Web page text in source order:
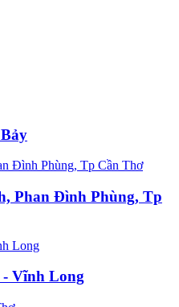
Phan Đình Phùng, Tp
- Vĩnh Long